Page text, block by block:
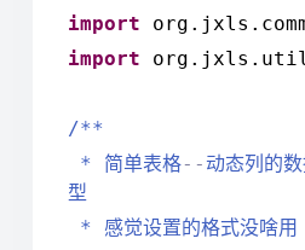
import
import
/**
*
简单表格--动态列的
型
* 感觉设置的格式没啥用